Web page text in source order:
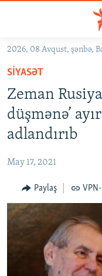
Əsas
qayıt
Əsas
naviqasiyaya
qayıt
Axtarışa
GÜNDƏM
KORRUPSIOMETR
#ƏSLINDƏ
QANUNI DOĞRU
ARAŞDIRMA
MULTIMEDIA
FOTOQALEREYA
RADIO ARXIV
OXU ZALI
HAQQIMIZDA
2026, 08 Avqust, şənbə,
SIYASƏT
Zeman
düşmənə’
adlandırıb
May 17, 2021
Paylaş